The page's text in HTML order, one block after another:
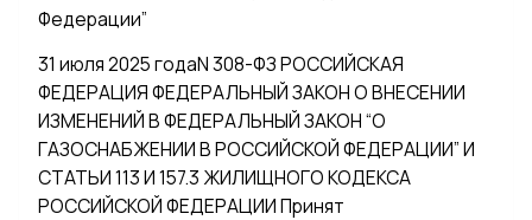
Федерации”
31 июля 2025 годаN 308-ФЗ РОССИЙСКАЯ
ФЕДЕРАЦИЯ ФЕДЕРАЛЬНЫЙ ЗАКОН О ВНЕСЕНИИ
ИЗМЕНЕНИЙ В ФЕДЕРАЛЬНЫЙ ЗАКОН “О
ГАЗОСНАБЖЕНИИ В РОССИЙСКОЙ ФЕДЕРАЦИИ” И
СТАТЬИ 113 И 157.3 ЖИЛИЩНОГО КОДЕКСА
РОССИЙСКОЙ ФЕДЕРАЦИИ Принят